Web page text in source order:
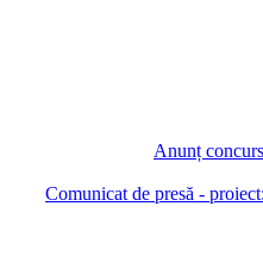
Anunț
Comunicat de presă -